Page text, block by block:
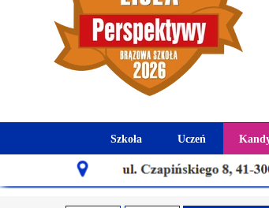
Szkoła
Historia szkoły
Uczeń
Kalendarz roku